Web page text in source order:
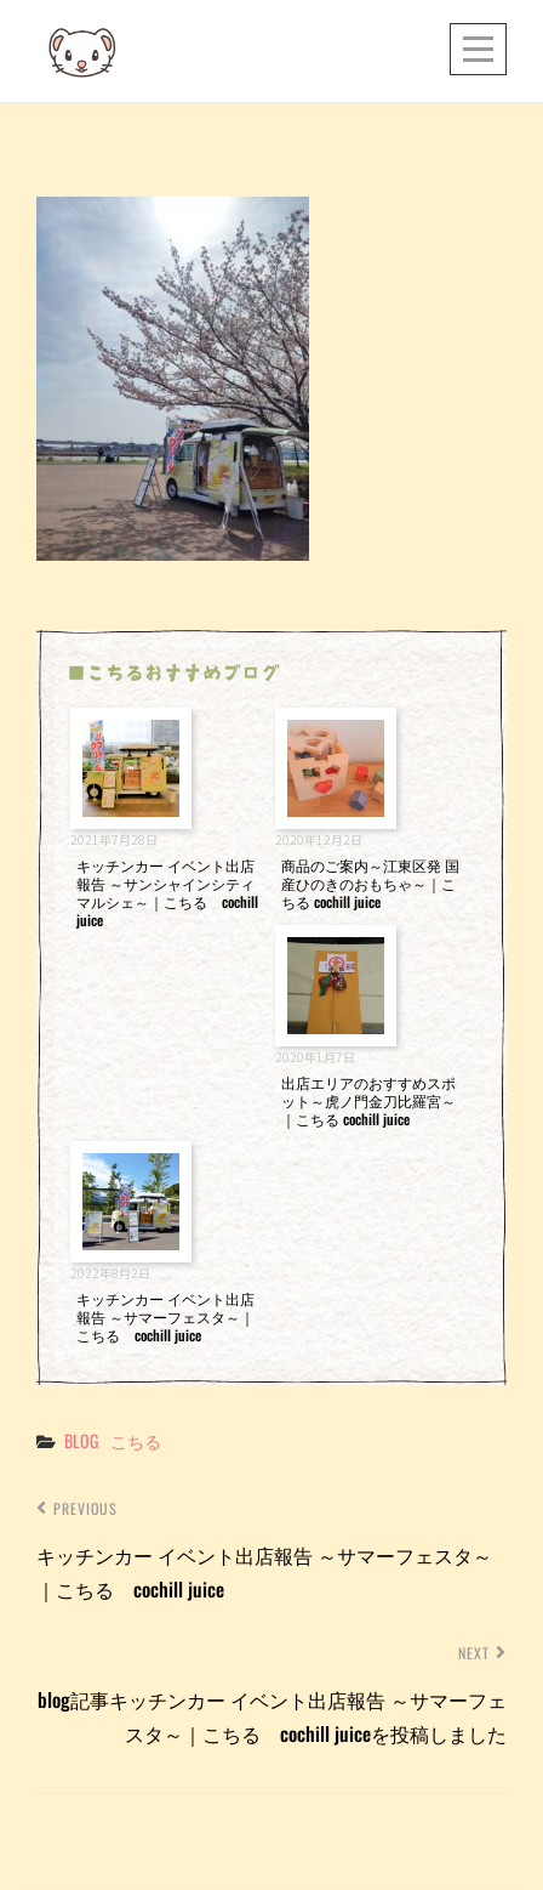
content
■こちるおすすめブログ
2021年7月28日
キッチンカー イベント出店
報告 ～サンシャインシティ
マルシェ～｜こちる cochill
juice
2020年12月2日
商品のご案内～江東区発 国
産ひのきのおもちゃ～｜こ
ちる cochill juice
2020年1月7日
出店エリアのおすすめスポ
ット～虎ノ門金刀比羅宮～
｜こちる cochill juice
2022年8月2日
キッチンカー イベント出店
報告 ～サマーフェスタ～｜
こちる cochill juice
Categories
BLOG こちる
稿
ー
ョ
PREVIOUS
キッチンカー イベント出店報告 ～サマーフェスタ～
｜こちる cochill juice
NEXT
blog記事キッチンカー イベント出店報告 ～サマーフェ
スタ～｜こちる cochill juiceを投稿しました